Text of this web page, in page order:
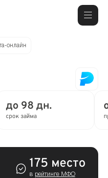
онлайн
до 98 дн.
срок займа
175 место
в рейтинге МФО